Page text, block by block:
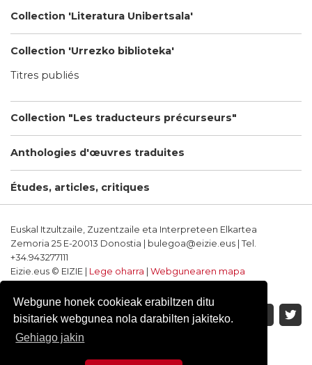
Webgune honek cookieak erabiltzen ditu
bisitariek webgunea nola darabilten jakiteko.
Gehiago jakin
Collection 'Literatura Unibertsala'
Collection 'Urrezko biblioteka'
Titres publiés
Collection "Les traducteurs précurseurs"
Anthologies d'œuvres traduites
Études, articles, critiques
Euskal Itzultzaile, Zuzentzaile eta Interpreteen Elkartea
Zemoria 25 E-20013 Donostia | bulegoa@eizie.eus | Tel.
+34.943277111
Eizie.eus © EIZIE | Lege oharra
Webgunearen mapa